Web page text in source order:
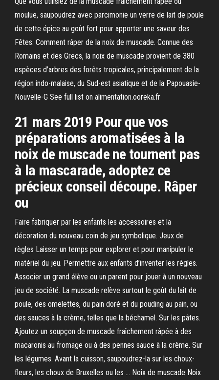
moulue, saupoudrez avec parcimonie un verre de lait de poule
de cette épice au goût fort pour apporter une saveur des
Fêtes. Comment râper de la noix de muscade. Connue des
Romains et des Grecs, la noix de muscade provient de 380
espèces d'arbres des forêts tropicales, principalement de la
région indo-malaise, du Sud-est asiatique et de la Papouasie-
Nouvelle-G See full list on alimentation.ooreka.fr
21 mars 2019 Pour que vos
préparations aromatisées à la
noix de muscade ne tournent pas
à la mascarade, adoptez ce
précieux conseil découpe. Râper
ou
Faire fabriquer par les enfants les accessoires et la
décoration du nouveau coin de jeu symbolique. Jeux de
règles Laisser un temps pour explorer et pour manipuler le
matériel du jeu. Permettre aux enfants d’inventer les règles.
Associer un grand élève ou un parent pour jouer à un nouveau
jeu de société. La muscade relève surtout le goût du lait de
poule, des omelettes, du pain doré et du pouding au pain, ou
des sauces à la crème, telles que la béchamel. Sur les pâtes.
Ajoutez un soupçon de muscade fraîchement râpée à des
macaronis au fromage ou à des pennes sauce à la crème. Sur
les légumes. Avant la cuisson, saupoudrez-la sur les choux-
fleurs, les choux de Bruxelles ou les … Noix de muscade Noix